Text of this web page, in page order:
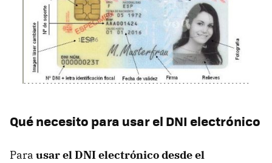
Qué necesito para usar elDNI electrónico
Para usar elDNIelectrónico desde el